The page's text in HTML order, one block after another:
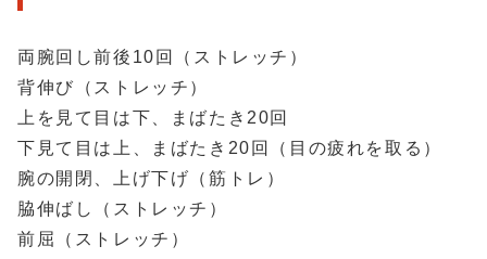
両腕回し前後10回（ストレッチ）
背伸び（ストレッチ）
上を見て目は下、まばたき20回
下見て目は上、まばたき20回（目の疲れを取る）
腕の開閉、上げ下げ（筋トレ）
脇伸ばし（ストレッチ）
前屈（ストレッチ）